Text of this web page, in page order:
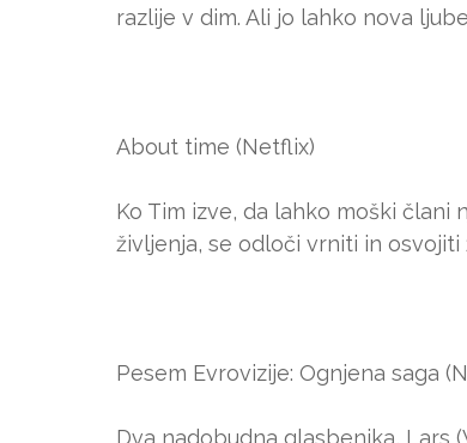
razlije v dim. Ali jo lahko nova
About time (Netflix)
Ko Tim izve, da lahko moški
življenja, se odloči vrniti in osvojiti
Pesem Evrovizije: Ognjena saga
Dva nadobudna glasbenika, Lars